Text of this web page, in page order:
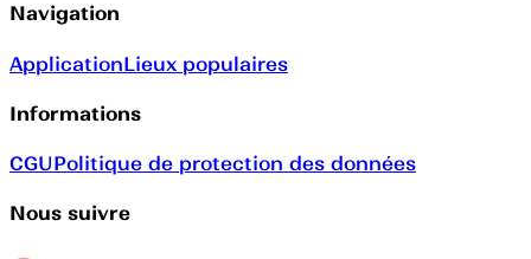
Navigation
ApplicationLieux populaires
Informations
CGUPolitique de protection des données
Nous suivre